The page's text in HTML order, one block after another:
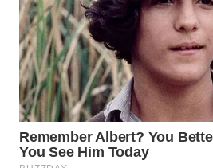
WN
SURABAYA
WN
NATUNA
WN
BINTAN